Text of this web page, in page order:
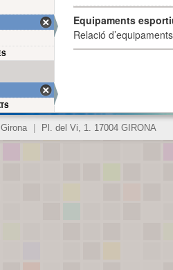
Equipaments
Relació
Pl. del Vi, 1. 17004 GIRONA